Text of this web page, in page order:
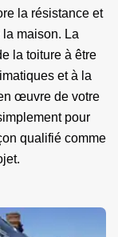
la résistance et
maison. La
la toiture à être
et à la
œuvre de votre
pour
qualifié comme